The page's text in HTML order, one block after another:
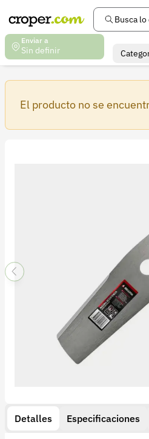
Busca
Enviar a
Sin definir
El producto no se
Detalles Especificaciones